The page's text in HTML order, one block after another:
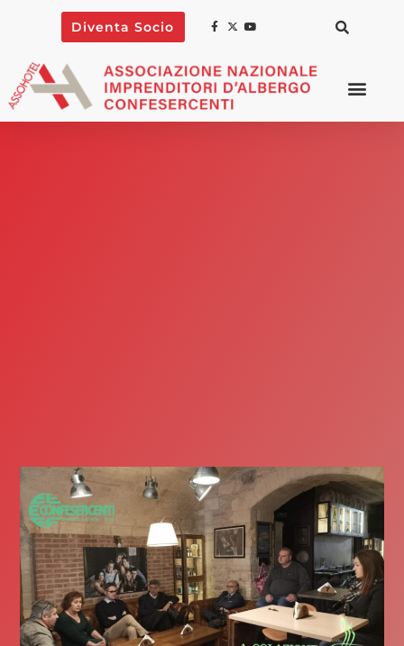
Diventa Socio